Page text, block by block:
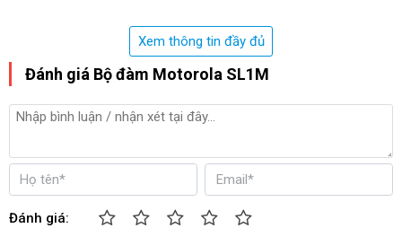
Xem thông tin đầy đủ
Đánh giá Bộ đàm Motorola SL1M
Đánh giá: